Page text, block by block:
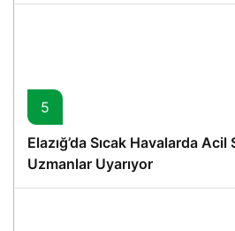
5
Elazığ’da Sıcak Havalarda
Uzmanlar Uyarıyor